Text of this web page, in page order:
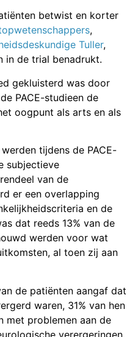
betwist en korter
,
Tuller,
in de trial benadrukt.
gekluisterd was door
PACE-studieen de
oogpunt als arts en als
tijdens de PACE-
subjectieve
van de
er een overlapping
en de
dat reeds 13% van de
werden voor wat
al toen zij aan
de patiënten aangaf dat
waren, 31% van hen
met problemen aan de
verergeringen.